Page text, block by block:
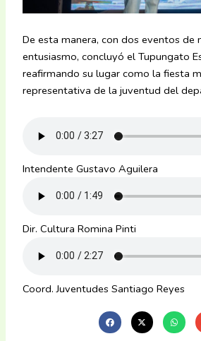
De esta manera, con dos eventos de
entusiasmo, concluyó el Tupungato
reafirmando su lugar como la fiesta
representativa de la juventud del
Intendente Gustavo Aguilera
Dir. Cultura Romina Pinti
Coord. Juventudes Santiago Reyes